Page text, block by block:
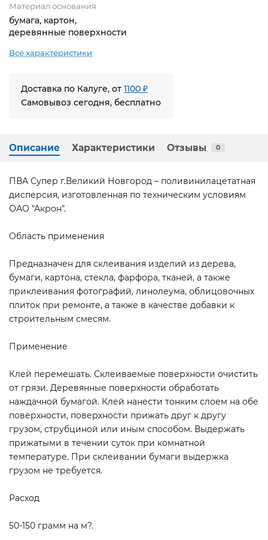
Материал основания
бумага, картон,
деревянные поверхности
Все характеристики
Доставка по Калуге, от 1100 ₽
Самовывоз сегодня, бесплатно
Описание Характеристики Отзывы 0
ПВА Супер г.Великий Новгород – поливинилацетатная
дисперсия, изготовленная по техническим условиям
ОАО "Акрон".
Область применения
Предназначен для склеивания изделий из дерева,
бумаги, картона, стекла, фарфора, тканей, а также
приклеивания фотографий, линолеума, облицовочных
плиток при ремонте, а также в качестве добавки к
строительным смесям.
Применение
Клей перемешать. Склеиваемые поверхности очистить
от грязи. Деревянные поверхности обработать
наждачной бумагой. Клей нанести тонким слоем на обе
поверхности, поверхности прижать друг к другу
грузом, струбциной или иным способом. Выдержать
прижатыми в течении суток при комнатной
температуре. При склеивании бумаги выдержка
грузом не требуется.
Расход
50-150 грамм на м?.